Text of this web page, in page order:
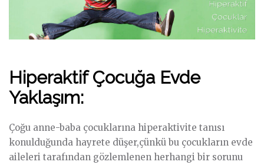
Hiperaktif Çocuğa Evde
Yaklaşım:
Çoğu anne-baba çocuklarına hiperaktivite tanısı
konulduğunda hayrete düşer,çünkü bu çocukların evde
aileleri tarafından gözlemlenen herhangi bir sorunu